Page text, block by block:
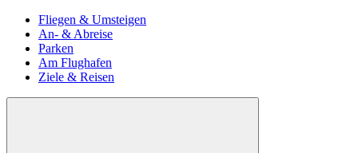
Fliegen & Umsteigen
An- & Abreise
Parken
Am Flughafen
Ziele & Reisen